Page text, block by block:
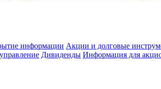
информации Акции и долговые
Дивиденды Информация для